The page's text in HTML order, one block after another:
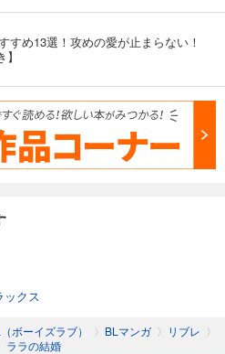
すめ13選！攻めの愛が止まらない！
ックス
ボーイズラブ） 〉 BLマンガ 〉 リブレ 〉
ララの結婚